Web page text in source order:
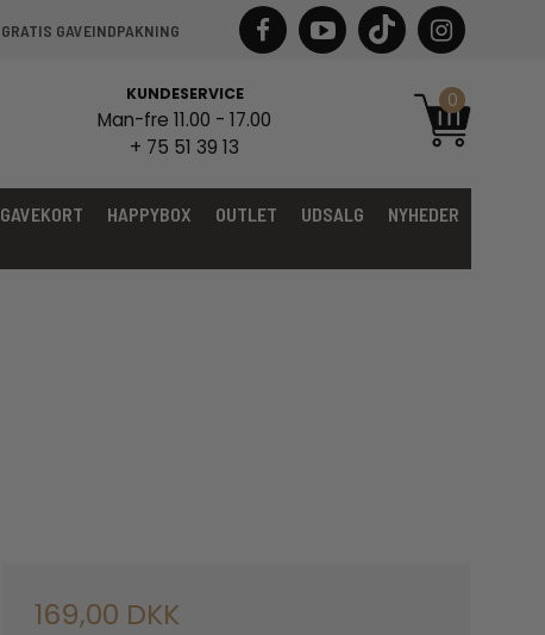
GRATIS GAVEINDPAKNING
KUNDESERVICE
Man-fre 11.00 - 17.00
+ 75 51 39 13
0
GAVEKORT HAPPYBOX OUTLET UDSALG NYHEDER
169,00 DKK